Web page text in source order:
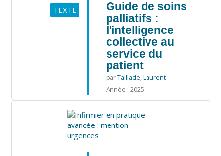
TEXTE
Guide de soins
palliatifs :
l'intelligence
collective au
service du
patient
parTaillade, Laurent
Année : 2025